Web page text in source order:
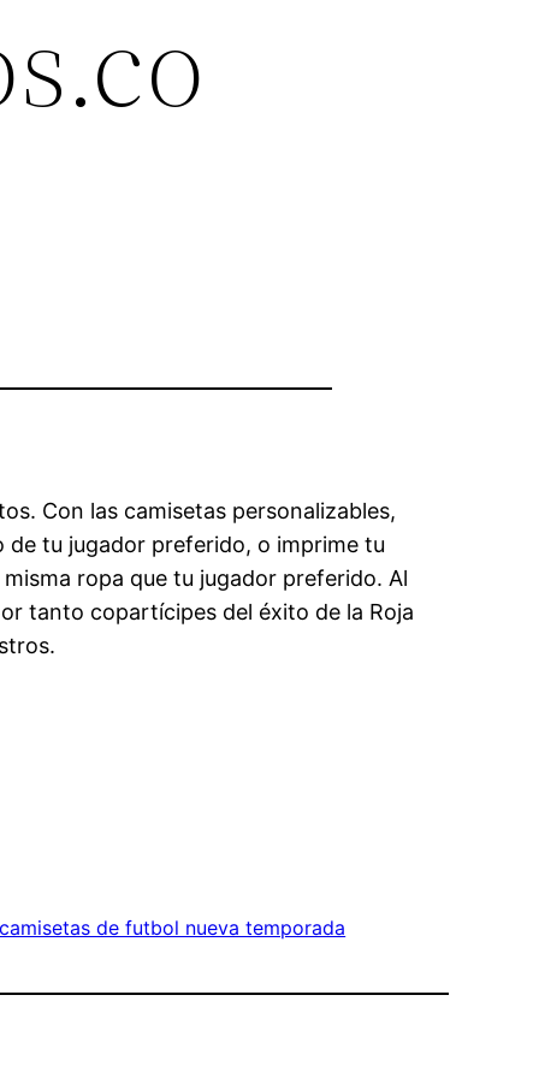
Con las camisetas personalizables,
de tu jugador preferido, o imprime tu
ropa que tu jugador preferido. Al
tanto copartícipes del éxito de la Roja
camisetas de futbol nueva temporada